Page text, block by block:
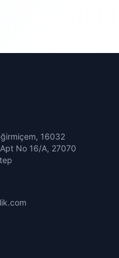
16032
No 16/A, 27070